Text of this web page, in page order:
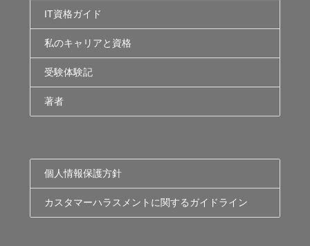
IT資格ガイド
私のキャリアと資格
受験体験記
著者
個人情報保護方針
カスタマーハラスメントに関するガイドライン